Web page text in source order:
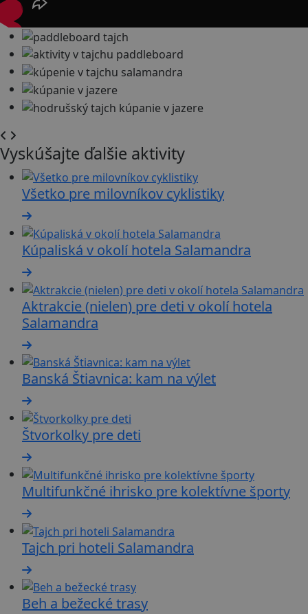
Vyskúšajte ďalšie aktivity
Všetko pre milovníkov cyklistiky
Kúpaliská v okolí hotela Salamandra
Aktrakcie (nielen) pre deti v okolí hotela
Salamandra
Banská Štiavnica: kam na výlet
Štvorkolky pre deti
Multifunkčné ihrisko pre kolektívne športy
Tajch pri hoteli Salamandra
Beh a bežecké trasy